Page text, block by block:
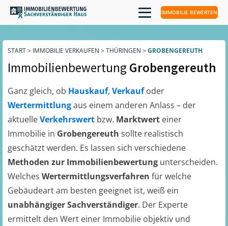
IMMOBILIE BEWERTEN
START> IMMOBILIE VERKAUFEN > THÜRINGEN > GROBENGEREUTH
ImmobilienbewertungGrobengereuth
Ganz gleich, ob Hauskauf, Verkaufoder
Wertermittlungaus einem anderen Anlass – der
aktuelleVerkehrswert bzw. Marktwert einer
Immobilie in Grobengereuth sollte realistisch
geschätzt werden. Es lassen sich verschiedene
Methoden zur Immobilienbewertung unterscheiden.
Welches Wertermittlungsverfahren für welche
Gebäudeart am besten geeignet ist, weiß ein
unabhängiger Sachverständiger. Der Experte
ermittelt den Wert einer Immobilie objektiv und